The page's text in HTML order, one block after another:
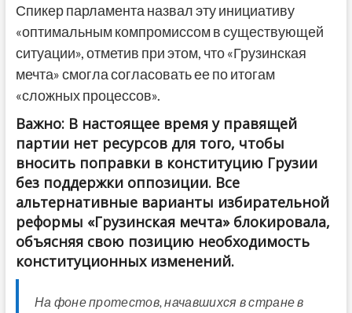
Спикер парламента назвал эту инициативу
«оптимальным компромиссом в существующей
ситуации», отметив при этом, что «Грузинская
мечта» смогла согласовать ее по итогам
«сложных процессов».
Важно: В настоящее время у правящей
партии нет ресурсов для того, чтобы
вносить поправки в конституцию Грузии
без поддержки оппозиции. Все
альтернативные варианты избирательной
реформы «Грузинская мечта» блокировала,
объясняя свою позицию необходимость
конституционных изменений.
На фоне протестов, начавшихся в стране в